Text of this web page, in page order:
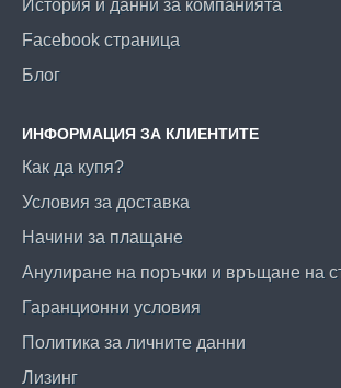
История и данни за компанията
Facebook страница
Блог
ИНФОРМАЦИЯ ЗА КЛИЕНТИТЕ
Как да купя?
Условия за доставка
Начини за плащане
Анулиране на поръчки и връщане на
Гаранционни условия
Политика за личните данни
Лизинг